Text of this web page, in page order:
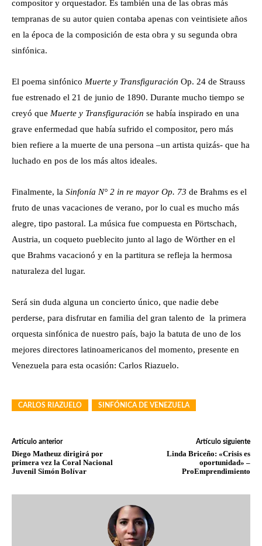
compositor y orquestador. Es también una de las obras más
tempranas de su autor quien contaba apenas con veintisiete años
en la época de la composición de esta obra y su segunda obra
sinfónica.
El poema sinfónico Muerte y Transfiguración Op. 24 de Strauss
fue estrenado el 21 de junio de 1890. Durante mucho tiempo se
creyó que Muerte y Transfiguración se había inspirado en una
grave enfermedad que había sufrido el compositor, pero más
bien refiere a la muerte de una persona –un artista quizás- que ha
luchado en pos de los más altos ideales.
Finalmente, la Sinfonía N° 2 in re mayor Op. 73 de Brahms es el
fruto de unas vacaciones de verano, por lo cual es mucho más
alegre, tipo pastoral. La música fue compuesta en Pörtschach,
Austria, un coqueto pueblecito junto al lago de Wörther en el
que Brahms vacacionó y en la partitura se refleja la hermosa
naturaleza del lugar.
Será sin duda alguna un concierto único, que nadie debe
perderse, para disfrutar en familia del gran talento de la primera
orquesta sinfónica de nuestro país, bajo la batuta de uno de los
mejores directores latinoamericanos del momento, presente en
Venezuela para esta ocasión: Carlos Riazuelo.
CARLOS RIAZUELO SINFÓNICA DE VENEZUELA
Artículo anterior
Diego Matheuz dirigirá por
primera vez la Coral Nacional
Juvenil Simón Bolívar
Artículo siguiente
Linda Briceño: «Crisis es
oportunidad» –
ProEmprendimiento